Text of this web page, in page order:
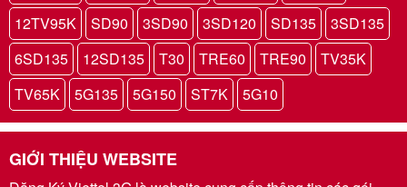
12TV95K
SD90 3SD90 3SD120 SD135
3SD135
6SD135
12SD135 T30 TRE60 TRE90
TV35K
TV65K
5G135 5G150 ST7K 5G10
GIỚI THIỆU WEBSITE